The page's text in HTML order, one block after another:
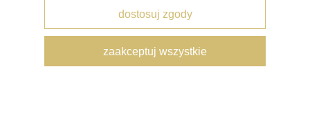
pokaż pełną wersję strony
Sklep internetowy Shoper.pl
dostosuj zgody
zaakceptuj wszystkie